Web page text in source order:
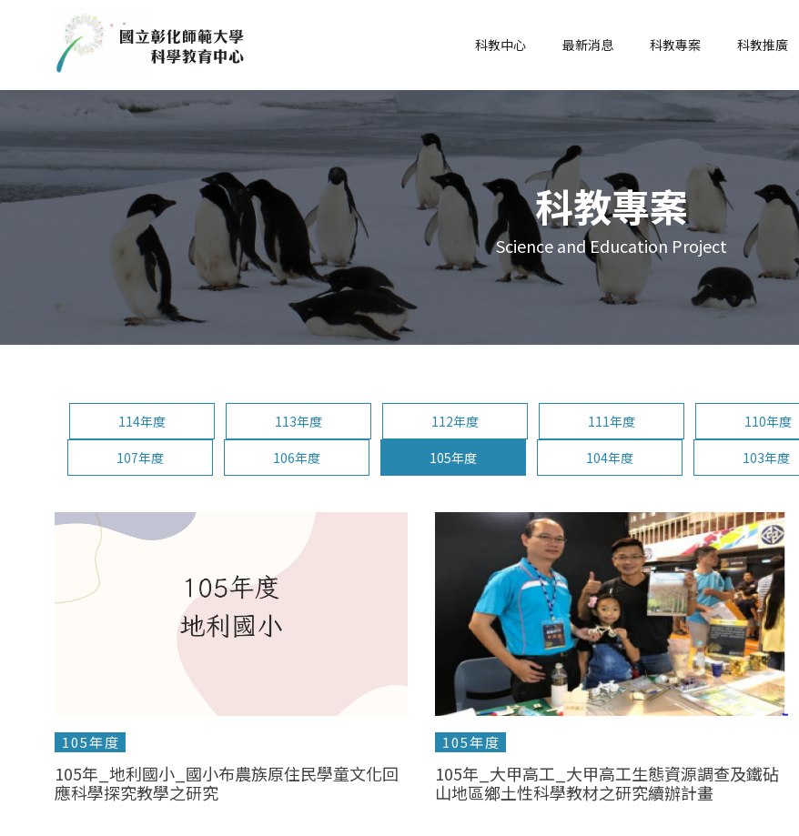
科教中心 最新消息 科教專案 科教推廣
科教專案
Science and Education Project
114年度 113年度 112年度 111年度 110年度
107年度
106年度 105年度 104年度 103年度
105年度
105年_地利國小_國小布農族原住民學童文化回
應科學探究教學之研究
105年度
105年_大甲高工_大甲高工生態資源調查及鐵砧
山地區鄉土性科學教材之研究續辦計畫